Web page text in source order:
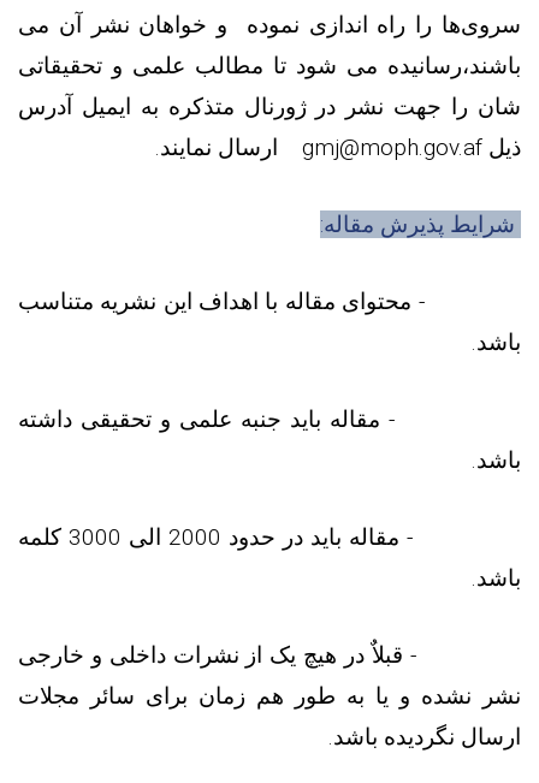
سروی‌ها را راه اندازی نموده و خواهان نشر آن می
باشند،رسانیده می شود تا مطالب علمی و تحقیقاتی
شان را جهت نشر در ژورنال متذکره به ایمیل آدرس
ذیل gmj@moph.gov.af ارسال نمایند.
شرایط پذیرش مقاله:
- محتوای مقاله با اهداف این نشریه متناسب
باشد.
- مقاله باید جنبه علمی و تحقیقی داشته
باشد.
- مقاله باید در حدود 2000 الی 3000 کلمه
باشد.
- قبلاٌ در هیچ یک از نشرات داخلی و خارجی
نشر نشده و یا به طور هم زمان برای سائر مجلات
ارسال نگردیده باشد.